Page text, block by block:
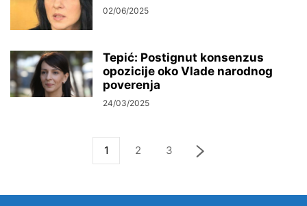
02/06/2025
Tepić: Postignut konsenzus
opozicije oko Vlade narodnog
poverenja
24/03/2025
1 2 3